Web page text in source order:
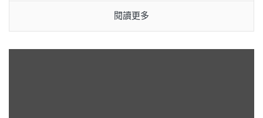
閱讀更多